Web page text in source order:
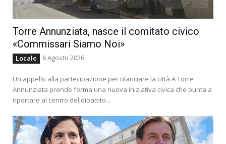
Torre Annunziata, nasce il comitato civico
«Commissari Siamo Noi»
Locale 6 Agosto 2026
Un appello alla partecipazione per rilanciare la città A Torre
Annunziata prende forma una nuova iniziativa civica che punta a
riportare al centro del dibattito...